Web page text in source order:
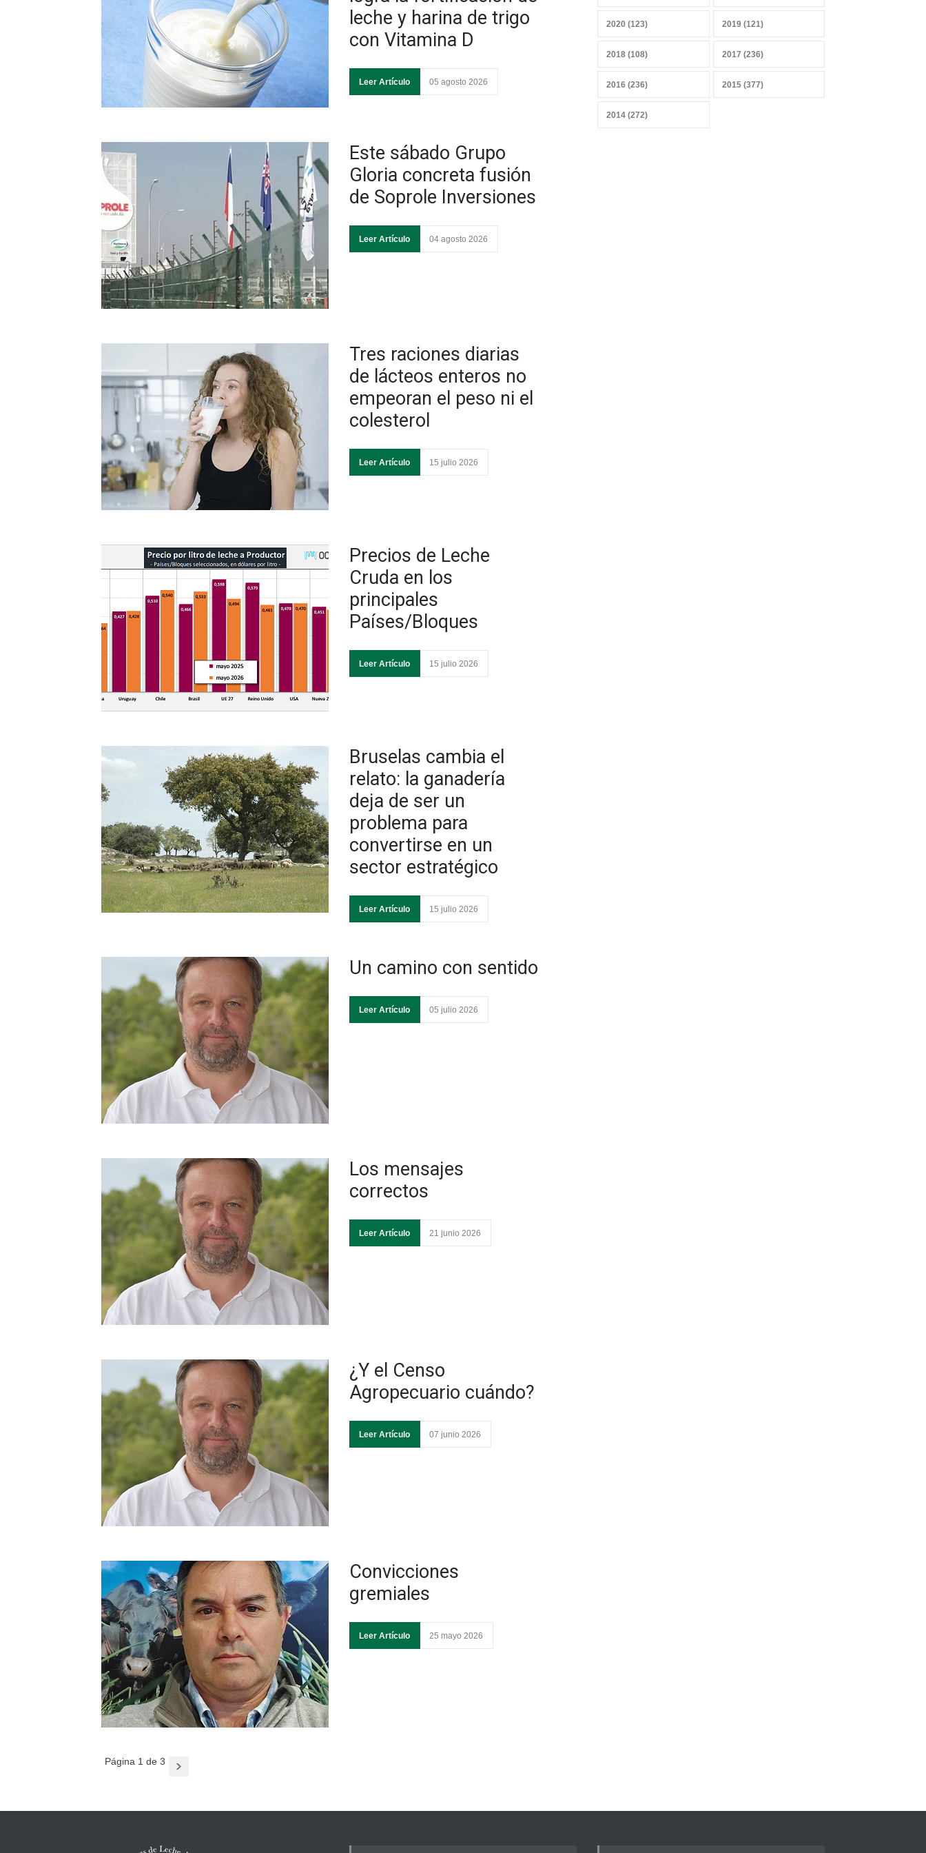
leche y harina de trigo
con Vitamina D
Leer Artículo 05 agosto 2026
Este sábado Grupo
Gloria concreta fusión
de Soprole Inversiones
Leer Artículo 04 agosto 2026
Tres raciones diarias
de lácteos enteros no
empeoran el peso ni el
colesterol
Leer Artículo 15 julio 2026
Precios de Leche
Cruda en los
principales
Países/Bloques
Leer Artículo 15 julio 2026
Bruselas cambia el
relato: la ganadería
deja de ser un
problema para
convertirse en un
sector estratégico
Leer Artículo 15 julio 2026
Un camino con sentido
Leer Artículo 05 julio 2026
Los mensajes
correctos
Leer Artículo 21 junio 2026
¿Y el Censo
Agropecuario cuándo?
Leer Artículo 07 junio 2026
Convicciones
gremiales
Leer Artículo 25 mayo 2026
Página 1 de 3
2020 (123) 2019 (121)
2018 (108) 2017 (236)
2016 (236) 2015 (377)
2014 (272)